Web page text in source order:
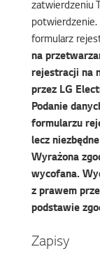
zatwierdzeniu
potwierdzenie.
formularz
na
rejestracji na
przez LG
Podanie
formularzu
lecz
Wyrażona
wycofana.
z prawem
podstawie
Zapisy